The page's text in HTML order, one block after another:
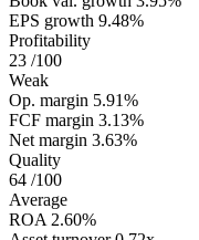
EPS growth 9.48%
Profitability
23 /100
Weak
Op. margin 5.91%
FCF margin 3.13%
Net margin 3.63%
Quality
64 /100
Average
ROA 2.60%